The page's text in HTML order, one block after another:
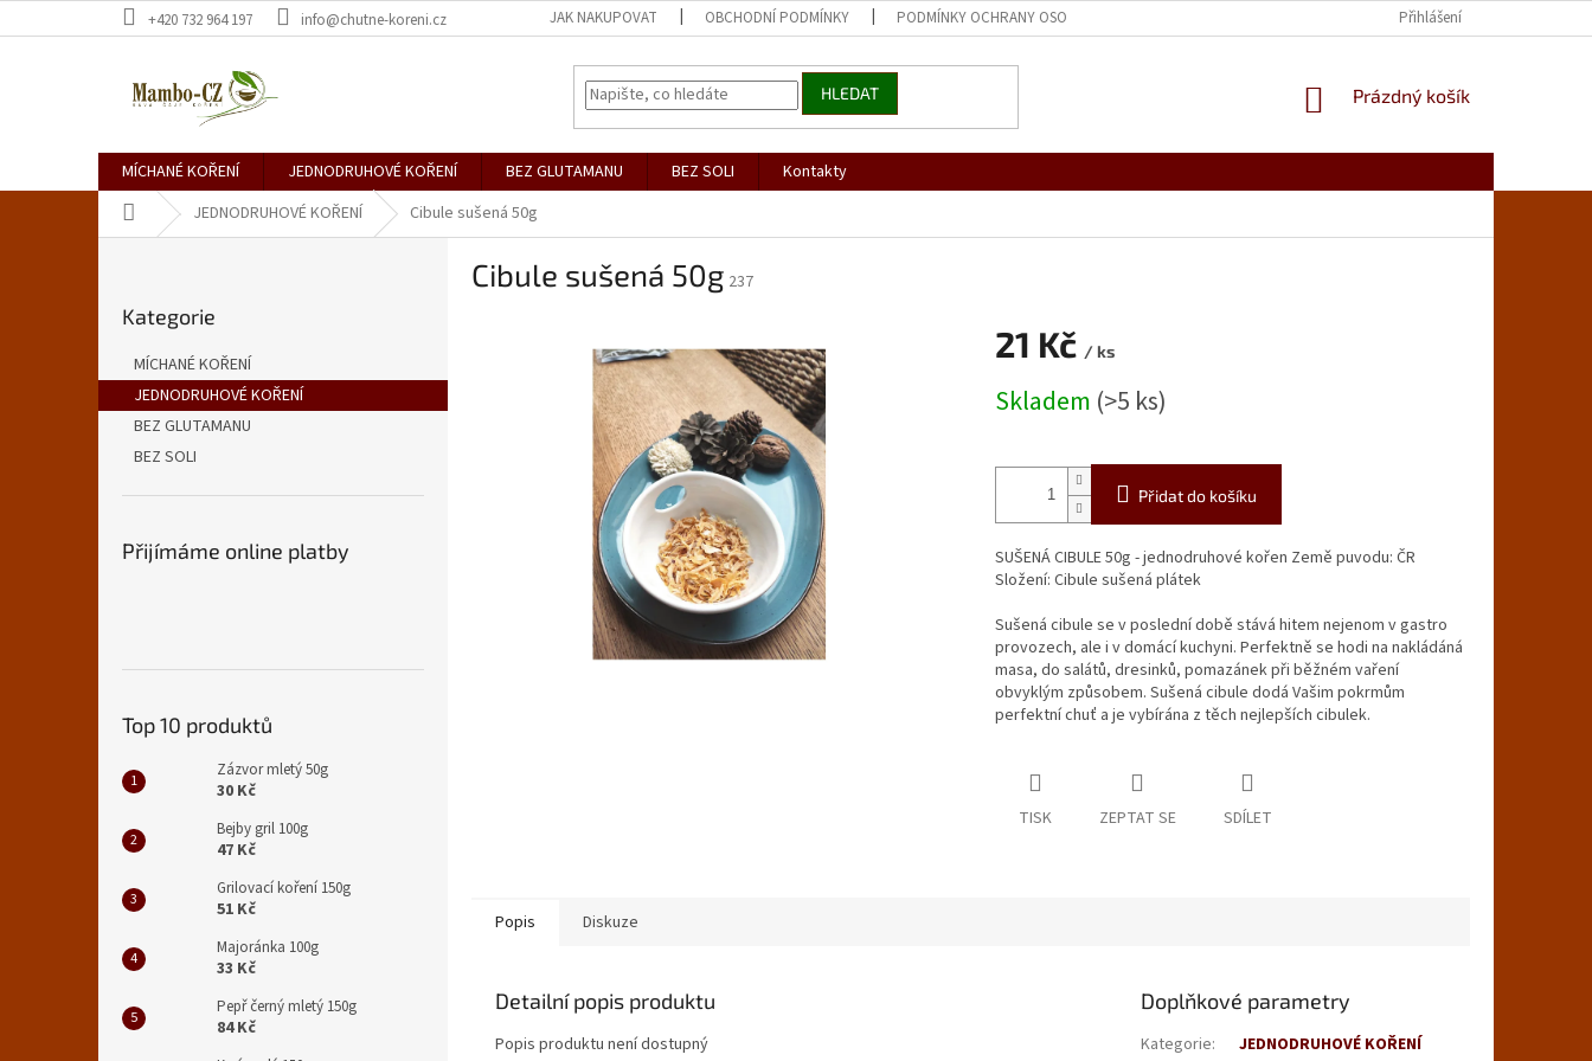
na
+420 732 964 197 info@chutne-koreni.cz JAK NAKUPOVAT OBCHODNÍ PODMÍNKY PODMÍNKY OCHRANY OSOBNÍCH ÚDAJŮ Přihlášení
HLEDAT
NÁKUPNÍ
Prázdný košík
MÍCHANÉ KOŘENÍ JEDNODRUHOVÉ KOŘENÍ BEZ GLUTAMANU BEZ SOLI
Kontakty
Domů JEDNODRUHOVÉ KOŘENÍ Cibule sušená 50g
a
n
kategorie
Kategorie
MÍCHANÉ KOŘENÍ
JEDNODRUHOVÉ KOŘENÍ
BEZ GLUTAMANU
BEZ SOLI
Přijímáme online platby
Top 10 produktů
Zázvor mletý 50g
30 Kč
Bejby gril 100g
47 Kč
Grilovací koření 150g
51 Kč
Majoránka 100g
33 Kč
Pepř černý mletý 150g
84 Kč
Cibule sušená 50g 237
21 Kč / ks
cena:
Skladem (>5 ks)
Přidat do košíku
SUŠENÁ CIBULE 50g - jednodruhové kořen Země puvodu: ČR
Složení: Cibule sušená plátek
Sušená cibule se v poslední době stává hitem nejenom v gastro
provozech, ale i v domácí kuchyni. Perfektně se hodi na nakládáná
masa, do salátů, dresinků, pomazánek při běžném vaření
obvyklým způsobem. Sušená cibule dodá Vašim pokrmům
perfektní chuť a je vybírána z těch nejlepších cibulek.
TISK ZEPTAT SE SDÍLET
Popis Diskuze
Detailní popis produktu
Popis produktu není dostupný
Doplňkové parametry
Kategorie: JEDNODRUHOVÉ KOŘENÍ